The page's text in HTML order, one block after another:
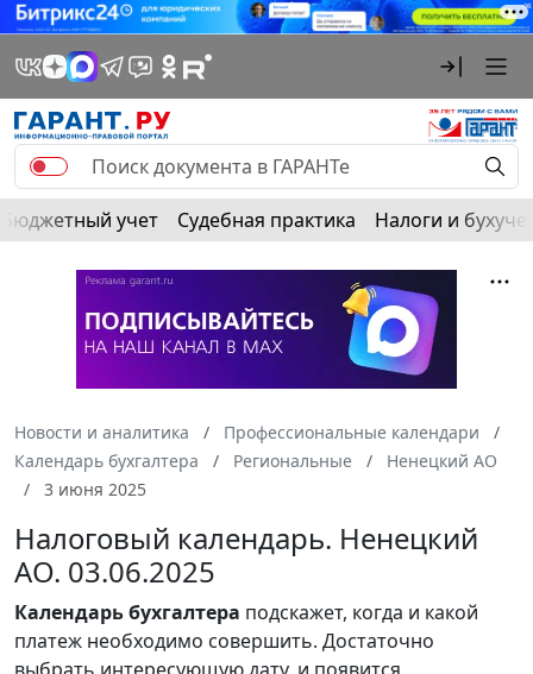
Бюджетный учет Судебная практика Налоги и
Новости и аналитика
Профессиональные календари
Календарь бухгалтера
Региональные
Ненецкий АО
3 июня 2025
Налоговый календарь. Ненецкий
АО. 03.06.2025
Календарьбухгалтера подскажет, когда и какой
платеж необходимо совершить. Достаточно